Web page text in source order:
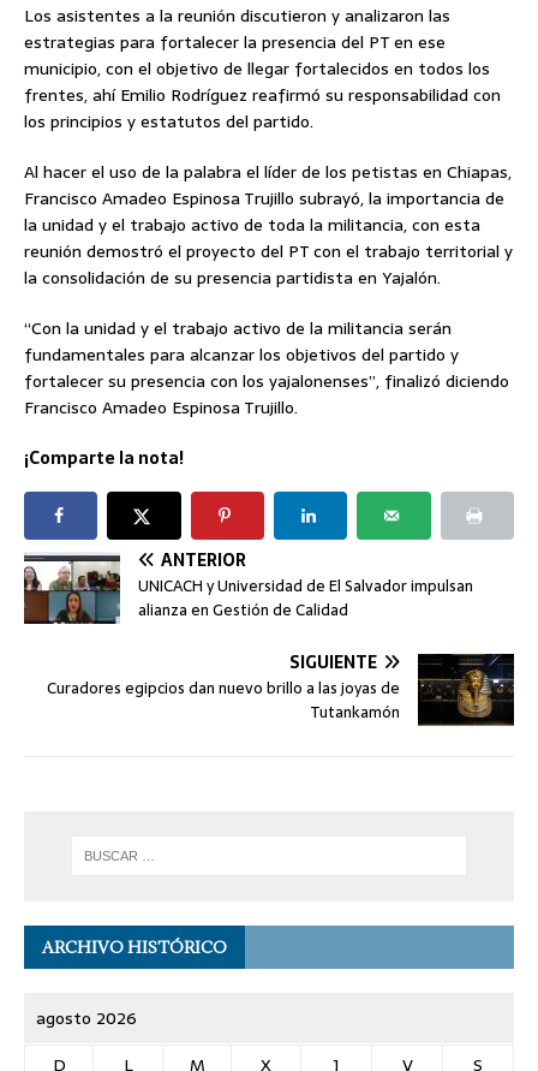
Los asistentes a la reunión discutieron y analizaron las
estrategias para fortalecer la presencia del PT en ese
municipio, con el objetivo de llegar fortalecidos en todos los
frentes, ahí Emilio Rodríguez reafirmó su responsabilidad con
los principios y estatutos del partido.
Al hacer el uso de la palabra el líder de los petistas en Chiapas,
Francisco Amadeo Espinosa Trujillo subrayó, la importancia de
la unidad y el trabajo activo de toda la militancia, con esta
reunión demostró el proyecto del PT con el trabajo territorial y
la consolidación de su presencia partidista en Yajalón.
“Con la unidad y el trabajo activo de la militancia serán
fundamentales para alcanzar los objetivos del partido y
fortalecer su presencia con los yajalonenses”, finalizó diciendo
Francisco Amadeo Espinosa Trujillo.
¡Comparte la nota!
ANTERIOR
UNICACH y Universidad de El Salvador impulsan
alianza en Gestión de Calidad
SIGUIENTE
Curadores egipcios dan nuevo brillo a las joyas de
Tutankamón
ARCHIVO HISTÓRICO
agosto 2026
D
L M X J V
S